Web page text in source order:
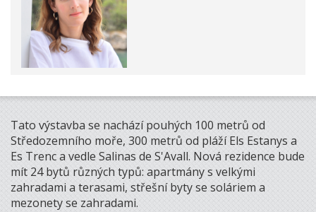
Tato výstavba se nachází pouhých 100 metrů od
Středozemního moře, 300 metrů od pláží Els Estanys a
Es Trenc a vedle Salinas de S'Avall. Nová rezidence bude
mít 24 bytů různých typů: apartmány s velkými
zahradami a terasami, střešní byty se soláriem a
mezonety se zahradami.